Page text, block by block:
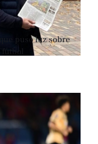
puso luz sobre
fútbol